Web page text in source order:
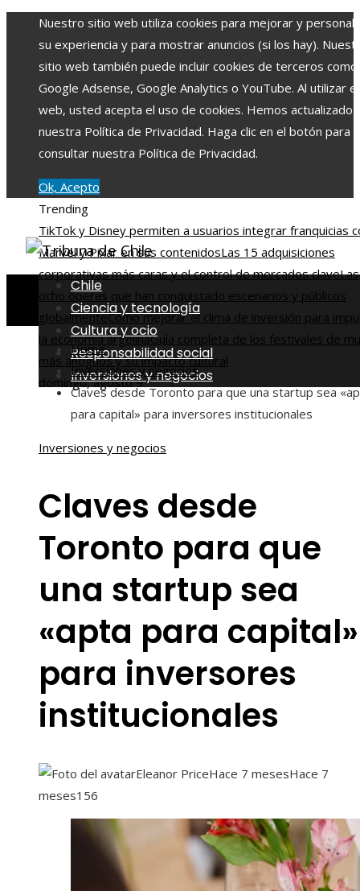
Nuestro sitio web utiliza cookies para mejorar y
su experiencia y para mostrar anuncios (si los hay).
sitio web también puede incluir cookies de terceros como
Google Adsense, Google Analytics o YouTube. Al utilizar
web, usted acepta el uso de cookies. Hemos actualizado
nuestra Política de Privacidad. Haga clic en el botón para
consultar nuestra Política de Privacidad.
Ok, Acepto
Trending
TikTok y Disney permiten a usuarios integrar franquicias
Marvel y Pixar en sus contenidosLas 15 adquisiciones
corporativas más caras y el control de mercados claveLas
ocho óperas que han conquistado escenarios y públicos
globalmenteCómo mejorar el clima de inversión para
la economía argelinaGuía completa de los festivales de
más antiguos y su impacto cultural
domingo, agosto 9
Chile
Ciencia y tecnología
Cultura y ocio
Responsabilidad social
Inversiones y negocios
Home
Inversiones y negocios
Claves desde Toronto para que una startup sea
para capital» para inversores institucionales
Inversiones y negocios
Claves desde
Toronto para que
una startup sea
«apta para capital»
para inversores
institucionales
Eleanor PriceHace 7 mesesHace 7
meses156